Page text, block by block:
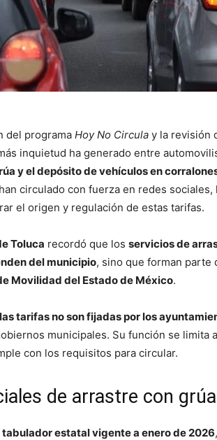
del programa Hoy No Circula y la revisión
inquietud ha generado entre
y el depósito de vehículos en
circulado con fuerza en redes
el origen y regulación de estas tarifas.
Toluca recordó que los servicios de
del municipio, sino que forman parte
Movilidad del Estado de México.
las tarifas no son fijadas por los
municipales. Su función se limita
con los requisitos para circular.
de arrastre con
tabulador estatal vigente a enero de 2026